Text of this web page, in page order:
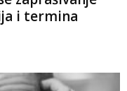
i termina